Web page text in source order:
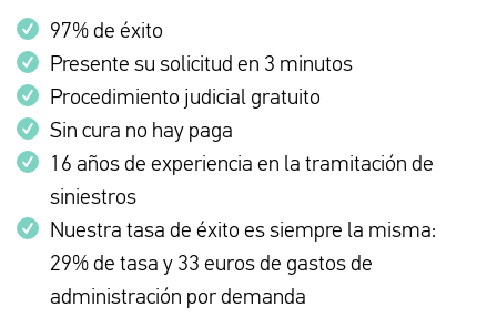
97% de éxito
Presente su solicitud en 3 minutos
Procedimiento judicial gratuito
Sin cura no hay paga
16 años de experiencia en la tramitación de
siniestros
Nuestra tasa de éxito es siempre la misma:
29% de tasa y 33 euros de gastos de
administración por demanda